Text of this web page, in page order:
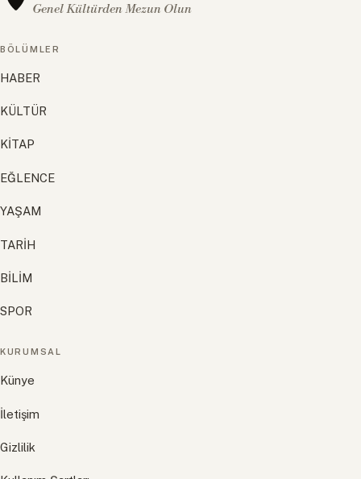
Genel Kültürden Mezun Olun
BÖLÜMLER
HABER
KÜLTÜR
KİTAP
EĞLENCE
YAŞAM
TARİH
BİLİM
SPOR
KURUMSAL
Künye
İletişim
Gizlilik